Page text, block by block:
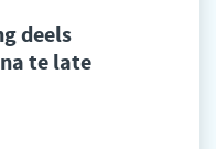
deels
te late